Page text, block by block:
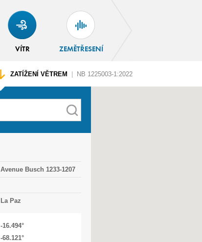
VÍTR ZEMĚTŘESENÍ
ZATÍŽENÍ VĚTREM NB 1225003-1:2022
Avenue Busch 1233-1207
La Paz
-16.494°
-68.121°